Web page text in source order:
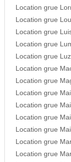
Location grue
Location grue
Location grue
Location grue
Location grue
Location grue
Location grue
Location grue
Location grue
Location grue
Location grue
Location grue
Location grue